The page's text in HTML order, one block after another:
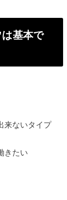
基本で
来ないタイプ
きたい